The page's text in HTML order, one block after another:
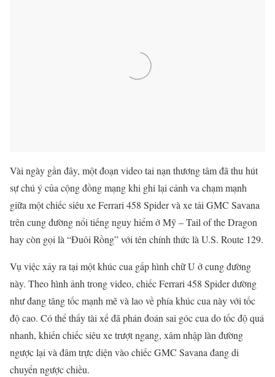
Vài ngày gần đây, một đoạn video tai nạn thương tâm đã thu hút
sự chú ý của cộng đồng mạng khi ghi lại cảnh va chạm mạnh
giữa một chiếc siêu xe Ferrari 458 Spider và xe tải GMC Savana
trên cung đường nổi tiếng nguy hiểm ở Mỹ – Tail of the Dragon
hay còn gọi là “Đuôi Rồng” với tên chính thức là U.S. Route 129.
Vụ việc xảy ra tại một khúc cua gấp hình chữ U ở cung đường
này. Theo hình ảnh trong video, chiếc Ferrari 458 Spider dường
như đang tăng tốc mạnh mẽ và lao về phía khúc cua này với tốc
độ cao. Có thể thấy tài xế đã phán đoán sai góc cua do tốc độ quá
nhanh, khiến chiếc siêu xe trượt ngang, xâm nhập làn đường
ngược lại và đâm trực diện vào chiếc GMC Savana đang di
chuyển ngược chiều.